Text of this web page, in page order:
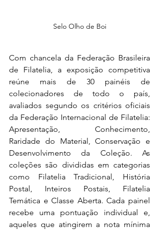
Selo Olho de Boi
Com chancela da Federação Brasileira
de Filatelia, a exposição competitiva
reúne mais de 30 painéis de
colecionadores de todo o país,
avaliados segundo os critérios oficiais
da Federação Internacional de Filatelia:
Apresentação, Conhecimento,
Raridade do Material, Conservação e
Desenvolvimento da Coleção. As
coleções são divididas em categorias
como Filatelia Tradicional, História
Postal, Inteiros Postais, Filatelia
Temática e Classe Aberta. Cada painel
recebe uma pontuação individual e,
aqueles que atingirem a nota mínima